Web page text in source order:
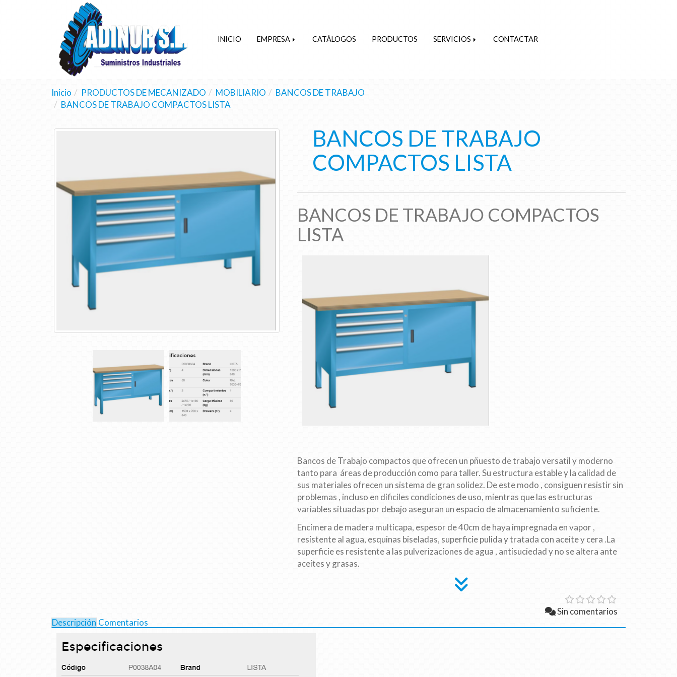
INICIO EMPRESA CATÁLOGOS PRODUCTOS SERVICIOS CONTACTAR
Inicio PRODUCTOS DE MECANIZADO MOBILIARIO
BANCOS DE TRABAJO
BANCOS DE TRABAJO COMPACTOS LISTA
BANCOS DE TRABAJO
COMPACTOS LISTA
BANCOS DE TRABAJO COMPACTOS
LISTA
Bancos de Trabajo compactos que ofrecen un pñuesto de trabajo versatil y moderno
tanto para áreas de producción como para taller. Su estructura estable y la calidad de
sus materiales ofrecen un sistema de gran solidez. De este modo , consiguen resistir sin
problemas , incluso en dificiles condiciones de uso, mientras que las estructuras
variables situadas por debajo aseguran un espacio de almacenamiento suficiente.
Encimera de madera multicapa, espesor de 40cm de haya impregnada en vapor ,
resistente al agua, esquinas biseladas, superficie pulida y tratada con aceite y cera .La
superficie es resistente a las pulverizaciones de agua , antisuciedad y no se altera ante
aceites y grasas.
Sin comentarios
Descripción Comentarios